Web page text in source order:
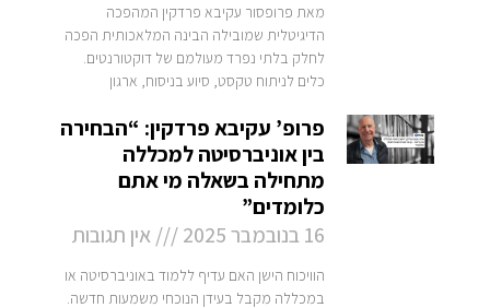
מאת פרופסור עקיבא פרדקין המהפכה
הדיגיטלית שמובילה הבינה המלאכותית הפכה
לחלק בלתי נפרד מעולמם של דוקטורנטים.
כלים לניתוח טקסט, סיוע בניסוח, ארגון
פרופ’ עקיבא פרדקין: “הבחירה
בין אוניברסיטה למכללה
מתחילה בשאלה מי אתם
כלומדים”
16 בנובמבר 2025
אין תגובות
הוויכוח הישן האם עדיף ללמוד באוניברסיטה או
במכללה מקבל בעידן הנוכחי משמעות חדשה.